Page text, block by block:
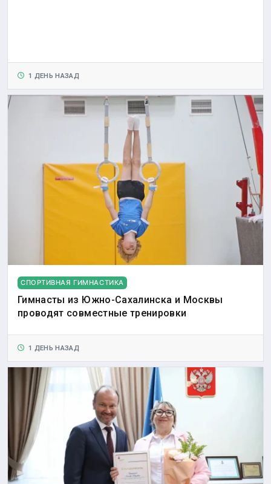
1 ДЕНЬ НАЗАД
СПОРТИВНАЯ ГИМНАСТИКА
Гимнасты из Южно-Сахалинска и Москвы
проводят совместные тренировки
1 ДЕНЬ НАЗАД